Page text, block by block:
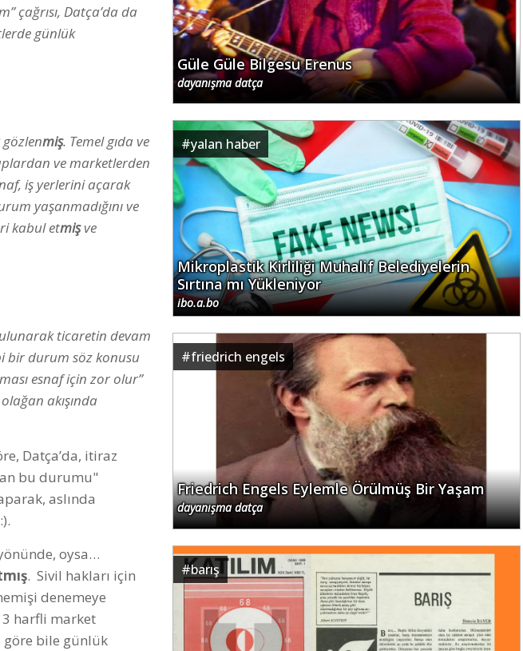
çağrısı, Datça’da da
günlük
miş. Temel gıda ve
ve marketlerden
iş yerlerini açarak
yaşanmadığını ve
kabul etmişve
ticaretin devam
bir durum söz konusu
esnaf için zor olur”
akışında
Datça’da, itiraz
bu durumu"
aslında
oysa…
. Sivil hakları için
denemeye
3 harfli market
göre bile günlük
Güle Güle Bilgesu Erenus
dayanışma datça
#yalan haber
Mikroplastik Kirliliği Muhalif Belediyelerin
Sırtına mı Yükleniyor
ibo.a.bo
#friedrich engels
Friedrich Engels Eylemle Örülmüş Bir Yaşam
dayanışma datça
#barış